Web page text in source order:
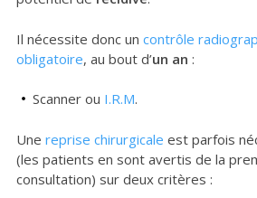
Il nécessite donc un contrôle
obligatoire, au bout d’un an :
Scanner ou I.R.M.
Une reprise chirurgicale est parfois
(les patients en sont avertis de la
consultation) sur deux critères :